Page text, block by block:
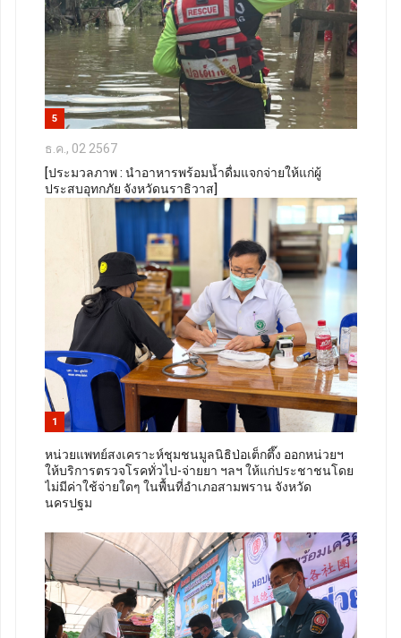
5
ธ.ค., 02 2567
[ประมวลภาพ : นำอาหารพร้อมน้ำดื่มแจกจ่ายให้แก่ผู้
ประสบอุทกภัย จังหวัดนราธิวาส]
1
หน่วยแพทย์สงเคราะห์ชุมชนมูลนิธิป่อเต็กตึ๊ง ออกหน่วยฯ
ให้บริการตรวจโรคทั่วไป-จ่ายยา ฯลฯ ให้แก่ประชาชนโดย
ไม่มีค่าใช้จ่ายใดๆ ในพื้นที่อำเภอสามพราน จังหวัด
นครปฐม